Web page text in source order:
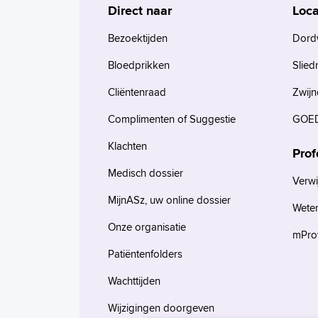
Direct naar
Bezoektijden
Bloedprikken
Cliëntenraad
Complimenten of Suggestie
Klachten
Medisch dossier
MijnASz, uw online dossier
Onze organisatie
Patiëntenfolders
Wachttijden
Wijzigingen doorgeven